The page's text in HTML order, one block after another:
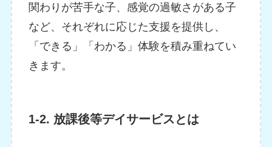
関わりが苦手な子、感覚の過敏さがある子
など、それぞれに応じた支援を提供し、
「できる」「わかる」体験を積み重ねてい
きます。
1-2. 放課後等デイサービスとは